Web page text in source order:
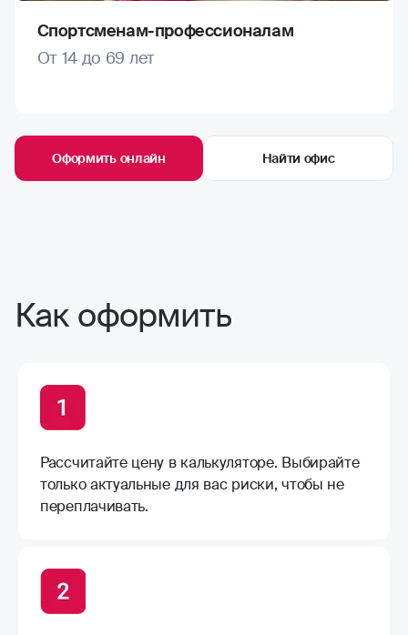
Спортсменам-профессионалам
От 14 до 69 лет
Оформить онлайн Найти офис
Как оформить
Рассчитайте цену в калькуляторе. Выбирайте
только актуальные для вас риски, чтобы не
переплачивать.